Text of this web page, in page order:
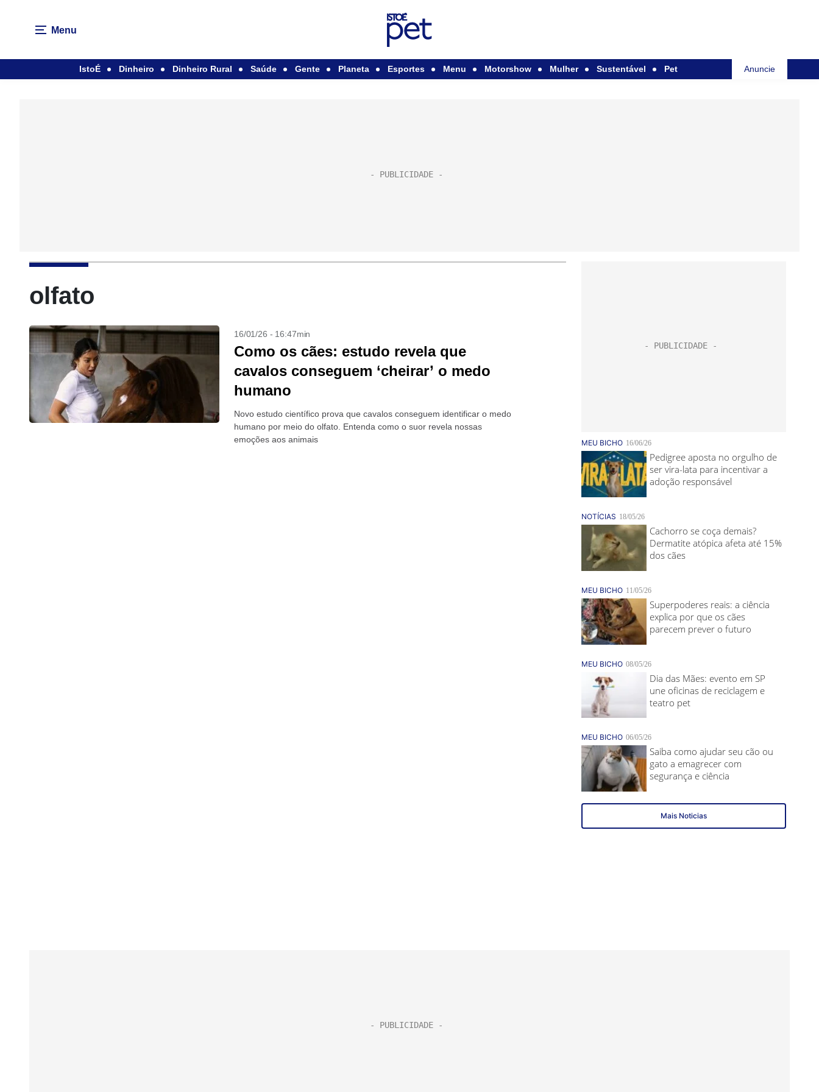
Menu
IstoÉ Dinheiro Dinheiro Rural Saúde Gente Planeta Esportes Menu Motorshow Mulher Sustentável Pet Anuncie
olfato
16/01/26 - 16:47min
Como os cães: estudo revela que
cavalos conseguem ‘cheirar’ o medo
humano
Novo estudo científico prova que cavalos conseguem identificar o medo
humano por meio do olfato. Entenda como o suor revela nossas
emoções aos animais